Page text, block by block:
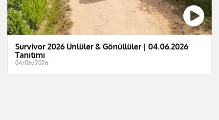
Survivor 2026 Ünlüler & Gönüllüler | 04.06.2026
Tanıtımı
04/06/2026